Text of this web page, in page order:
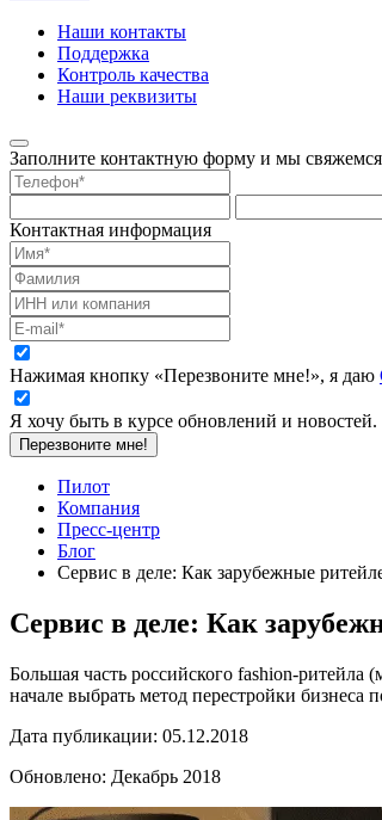
Наши контакты
Поддержка
Контроль качества
Наши реквизиты
Заполните контактную форму и мы
Контактная информация
Нажимая кнопку «Перезвоните мне!», я даю
Я хочу быть в курсе обновлений и новостей.
Перезвоните мне!
Пилот
Компания
Пресс-центр
Блог
Сервис в деле: Как зарубежные
Сервис в деле: Как
Большая часть российского fashion-
начале выбрать метод перестройки бизнеса
Дата публикации: 05.12.2018
Обновлено: Декабрь 2018